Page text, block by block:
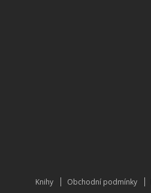
Knihy Obchodní podmínky